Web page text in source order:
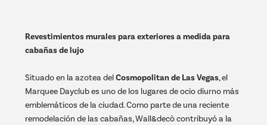
Revestimientos murales para exteriores a medida para
cabañas de lujo
Situado en la azotea delCosmopolitan de Las Vegas, el
Marquee Dayclub es uno de los lugares de ocio diurno más
emblemáticos de la ciudad. Como parte de una reciente
remodelación de las cabañas, Wall&decò contribuyó a la